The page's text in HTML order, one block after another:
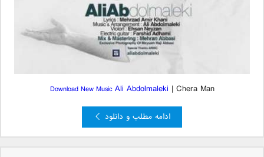
Download New Music Ali Abdolmaleki | Chera Man
ادامه مطلب و دانلود